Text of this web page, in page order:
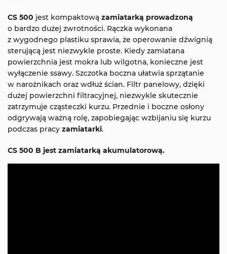
CS 500 jest kompaktową zamiatarką prowadzoną
o bardzo dużej zwrotności. Rączka wykonana
z wygodnego plastiku sprawia, że operowanie dźwignią
sterującą jest niezwykle proste. Kiedy zamiatana
powierzchnia jest mokra lub wilgotna, konieczne jest
wyłączenie ssawy. Szczotka boczna ułatwia sprzątanie
w narożnikach oraz wdłuż ścian. Filtr panelowy, dzięki
dużej powierzchni filtracyjnej, niezwykle skutecznie
zatrzymuje cząsteczki kurzu. Przednie i boczne osłony
odgrywają ważną rolę, zapobiegając wzbijaniu się kurzu
podczas pracy zamiatarki.
CS 500 B jest zamiatarką akumulatorową​​​​​​.